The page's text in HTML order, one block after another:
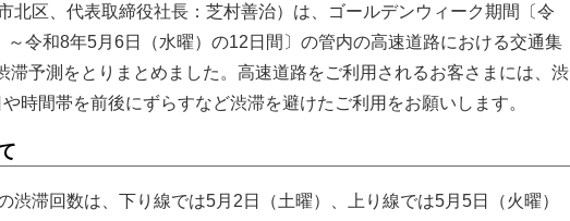
北区、代表取締役社長：芝村善治）は、ゴールデンウィーク期間〔令
～令和8年5月6日（水曜）の12日間〕の管内の高速道路における交通集
滞予測をとりまとめました。高速道路をご利用されるお客さまには、渋
時間帯を前後にずらすなど渋滞を避けたご利用をお願いします。
渋滞回数は、下り線では5月2日（土曜）、上り線では5月5日（火曜）